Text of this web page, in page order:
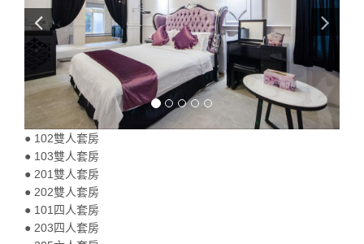
● 102雙人套房
● 103雙人套房
● 201雙人套房
● 202雙人套房
● 101四人套房
● 203四人套房